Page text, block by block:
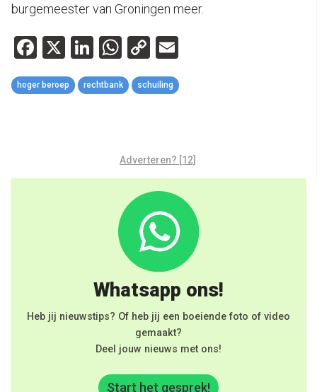
burgemeester van Groningen meer.
Facebook
X LinkedIn
WhatsApp
Copy
Link
hoger beroep rechtbank schuiling
Adverteren? [12]
Whatsapp ons!
Heb jij nieuwstips? Of heb jij een boeiende foto of video
gemaakt?
Deel jouw nieuws met ons!
Start het gesprek!